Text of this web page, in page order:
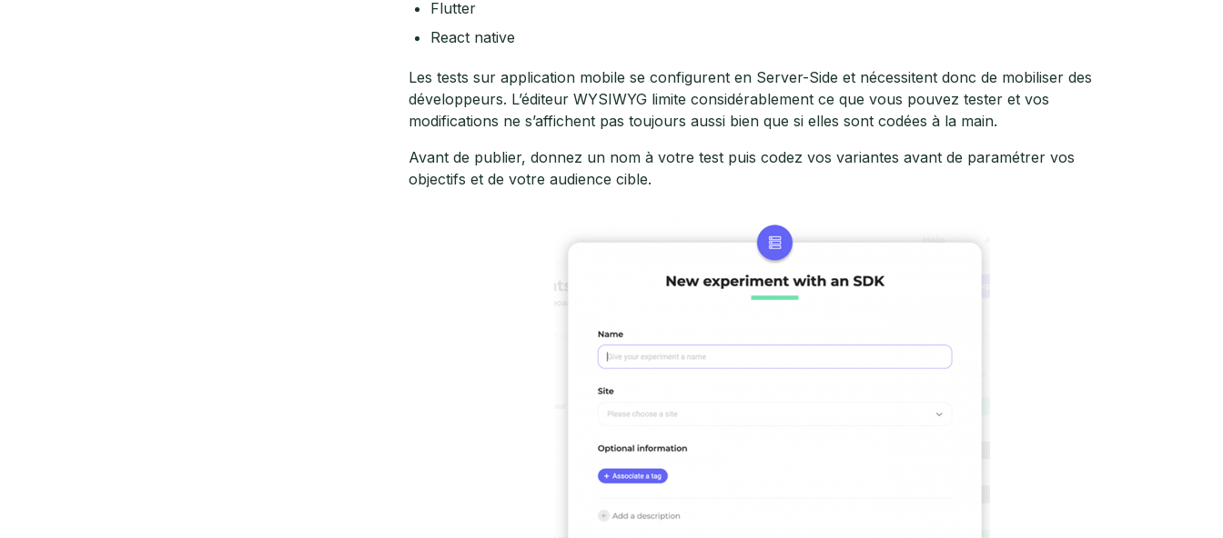
Flutter
React native
Les tests sur application mobile se configurent en Server-Side et nécessitent donc de mobiliser des
développeurs. L’éditeur WYSIWYG limite considérablement ce que vous pouvez tester et vos
modifications ne s’affichent pas toujours aussi bien que si elles sont codées à la main.
Avant de publier, donnez un nom à votre test puis codez vos variantes avant de paramétrer vos
objectifs et de votre audience cible.